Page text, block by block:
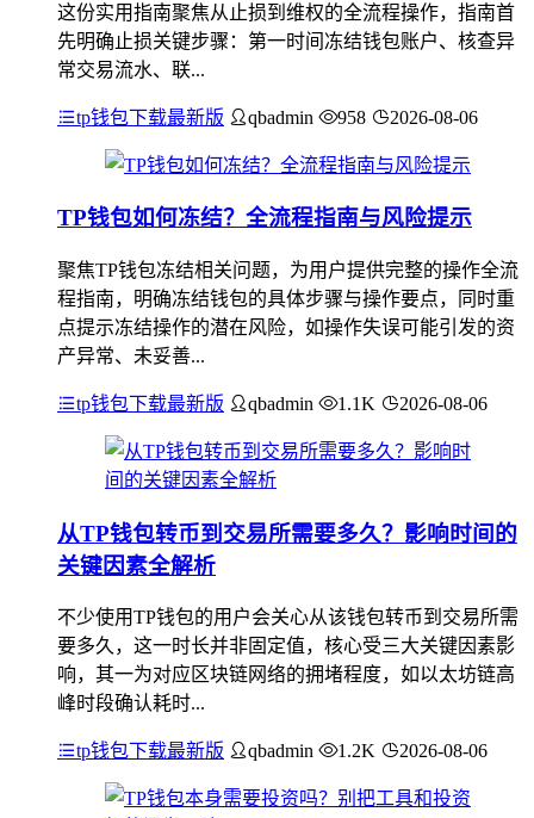
这份实用指南聚焦从止损到维权的全流程操作，指南首
先明确止损关键步骤：第一时间冻结钱包账户、核查异
常交易流水、联...
tp钱包下载最新版 qbadmin 958 2026-08-06
TP钱包如何冻结？全流程指南与风险提示
聚焦TP钱包冻结相关问题，为用户提供完整的操作全流
程指南，明确冻结钱包的具体步骤与操作要点，同时重
点提示冻结操作的潜在风险，如操作失误可能引发的资
产异常、未妥善...
tp钱包下载最新版 qbadmin 1.1K 2026-08-06
从TP钱包转币到交易所需要多久？影响时间的
关键因素全解析
不少使用TP钱包的用户会关心从该钱包转币到交易所需
要多久，这一时长并非固定值，核心受三大关键因素影
响，其一为对应区块链网络的拥堵程度，如以太坊链高
峰时段确认耗时...
tp钱包下载最新版 qbadmin 1.2K 2026-08-06